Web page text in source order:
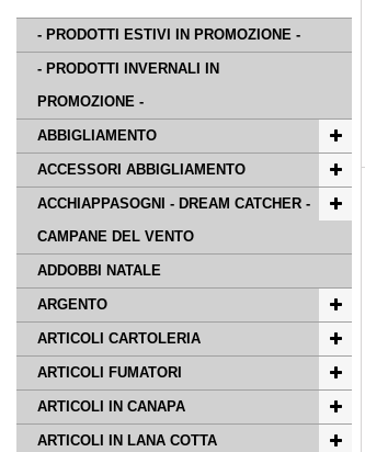
- PRODOTTI ESTIVI IN PROMOZIONE -
- PRODOTTI INVERNALI IN
PROMOZIONE -
ABBIGLIAMENTO
ACCESSORI ABBIGLIAMENTO
ACCHIAPPASOGNI - DREAM CATCHER -
CAMPANE DEL VENTO
ADDOBBI NATALE
ARGENTO
ARTICOLI CARTOLERIA
ARTICOLI FUMATORI
ARTICOLI IN CANAPA
ARTICOLI IN LANA COTTA